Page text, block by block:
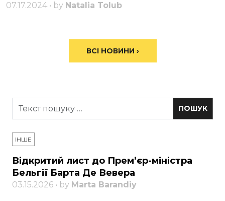
07.17.2024 • by Natalia Tolub
ВСІ НОВИНИ ›
ІНШЕ
Відкритий лист до Прем’єр-міністра
Бельгії Барта Де Вевера
03.15.2026 • by Marta Barandiy